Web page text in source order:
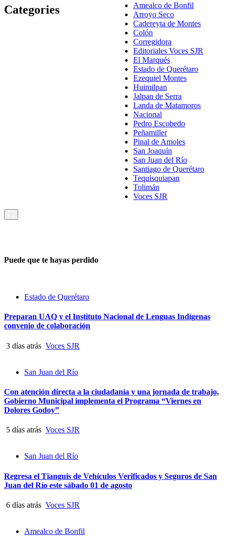
Categories
Amealco de Bonfil
Arroyo Seco
Cadereyta de Montes
Colón
Corregidora
Editoriales Voces SJR
El Marqués
Estado de Querétaro
Ezequiel Montes
Huimilpan
Jalpan de Serra
Landa de Matamoros
Nacional
Pedro Escobedo
Peñamiller
Pinal de Amoles
San Joaquín
San Juan del Río
Santiago de Querétaro
Tequisquiapan
Tolimán
Voces SJR
Puede que te hayas perdido
Estado de Querétaro
Preparan UAQ y el Instituto Nacional de Lenguas Indígenas
convenio de colaboración
3 días atrás Voces SJR
San Juan del Río
Con atención directa a la ciudadanía y una jornada de trabajo,
Gobierno Municipal implementa el Programa “Viernes en
Dolores Godoy”
5 días atrás Voces SJR
San Juan del Río
Regresa el Tianguis de Vehículos Verificados y Seguros de San
Juan del Río este sábado 01 de agosto
6 días atrás Voces SJR
Amealco de Bonfil